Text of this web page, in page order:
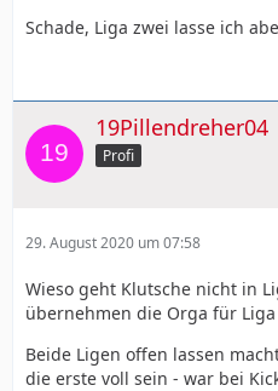
Schade, Liga zwei lasse ich
19Pillendreher04
Profi
29. August 2020 um 07:58
Wieso geht Klutsche nicht in
übernehmen die Orga für Liga
Beide Ligen offen lassen
die erste voll sein - war bei